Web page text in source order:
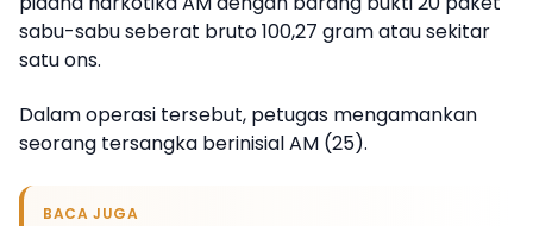
sabu-sabu seberat bruto 100,27 gram atau sekitar
satu ons.
Dalam operasi tersebut, petugas mengamankan
seorang tersangka berinisial AM (25).
BACA JUGA